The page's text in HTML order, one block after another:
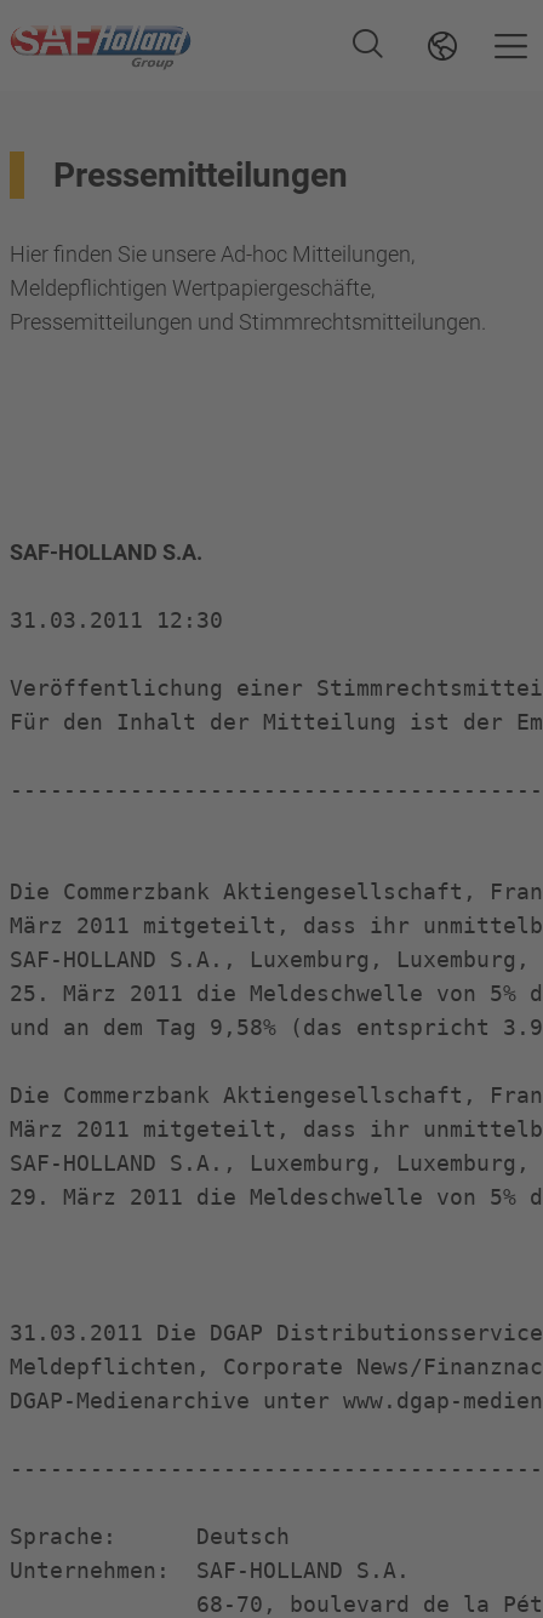
Pressemitteilungen
Hier finden Sie unsere Ad-hoc Mitteilungen,
Meldepflichtigen Wertpapiergeschäfte,
Pressemitteilungen und Stimmrechtsmitteilungen.
SAF-HOLLAND S.A.
31.03.2011 12:30
Veröffentlichung einer
Für den Inhalt der Mitteilung ist der
Die Commerzbank Aktiengesellschaft,
März 2011 mitgeteilt, dass ihr
SAF-HOLLAND S.A., Luxemburg,
25. März 2011 die Meldeschwelle von
und an dem Tag 9,58% (das entspricht
Die Commerzbank Aktiengesellschaft,
März 2011 mitgeteilt, dass ihr
SAF-HOLLAND S.A., Luxemburg,
29. März 2011 die Meldeschwelle von
31.03.2011 Die DGAP
Meldepflichten, Corporate News/
DGAP-Medienarchive unter www.dgap-
Sprache:      Deutsch
Unternehmen:  SAF-HOLLAND S.A.
68-70, boulevard de la